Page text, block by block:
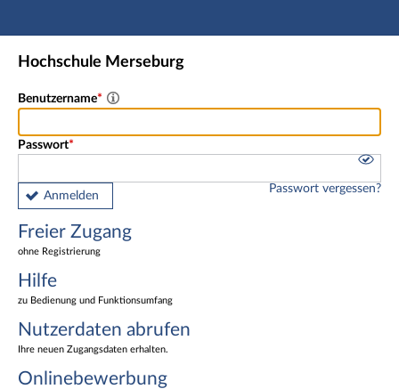
Hauptnavigation
Freier Zugang
Nutzerdaten abrufen
Fußzeile
Hochschule Merseburg
Benutzername
Passwort
Anmelden
Passwort vergessen?
Freier Zugang
ohne Registrierung
Hilfe
zu Bedienung und Funktionsumfang
Nutzerdaten abrufen
Ihre neuen Zugangsdaten erhalten.
Onlinebewerbung